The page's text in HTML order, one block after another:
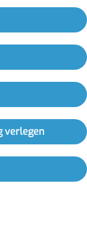
verlegen